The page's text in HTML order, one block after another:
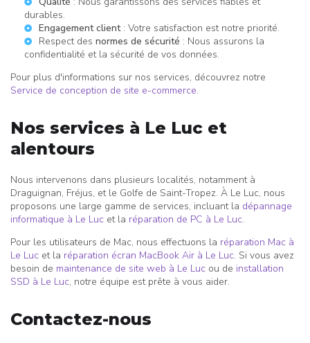
durables.
Engagement client: Votre satisfaction est notre priorité.
Respect des normes de sécurité : Nous assurons la
confidentialité et la sécurité de vos données.
Pour plus d'informations sur nos services, découvrez notre
Service de conception de site e-commerce.
Nos services à Le Luc et
alentours
Nous intervenons dans plusieurs localités, notamment à
Draguignan, Fréjus, et le Golfe de Saint-Tropez. À Le Luc, nous
proposons une large gamme de services, incluant la dépannage
informatique à Le Luc et la réparation de PC à Le Luc.
Pour les utilisateurs de Mac, nous effectuons la réparation Mac à
Le Luc et la réparation écran MacBook Air à Le Luc. Si vous avez
besoin de maintenance de site web à Le Luc ou de installation
SSD à Le Luc, notre équipe est prête à vous aider.
Contactez-nous